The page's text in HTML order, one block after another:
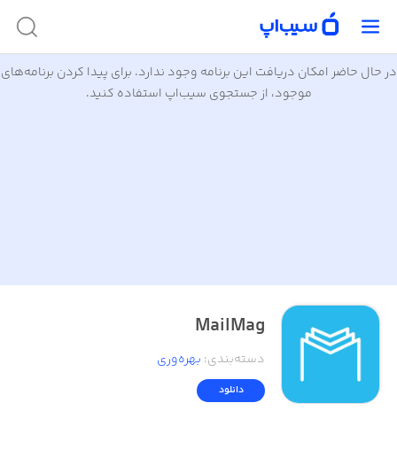
در حال حاضر امکان دریافت این برنامه وجود ندارد. برای پیدا کردن برنامه‌های
موجود، از جستجوی سیب‌اپ استفاده کنید.
MailMag
دسته‌بندی: بهره‌وری
دانلود